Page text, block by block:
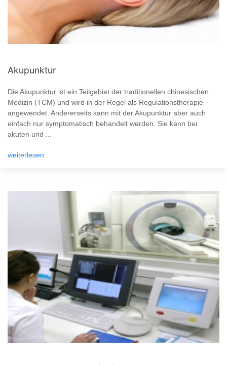
Akupunktur
Die Akupunktur ist ein Teilgebiet der traditionellen chinesischen
Medizin (TCM) und wird in der Regel als Regulationstherapie
angewendet. Andererseits kann mit der Akupunktur aber auch
einfach nur symptomatisch behandelt werden. Sie kann bei
akuten und ...
weiterlesen